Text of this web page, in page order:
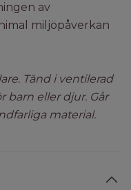
av
miljöpåverkan
Tänd i ventilerad
barn eller djur. Går
material.